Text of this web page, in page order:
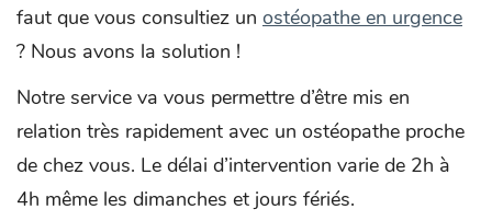
faut que vous consultiez un ostéopathe en urgence
? Nous avons la solution !
Notre service va vous permettre d’être mis en
relation très rapidement avec un ostéopathe proche
de chez vous. Le délai d’intervention varie de 2h à
4h même les dimanches et jours fériés.